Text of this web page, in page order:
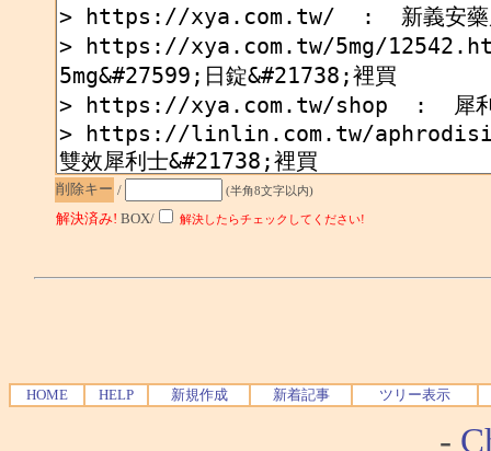
削除キー / (半角8文字以内)
解決済み! BOX/ 解決したらチェックしてください!
HOME HELP 新規作成 新着記事 ツリー表示
-